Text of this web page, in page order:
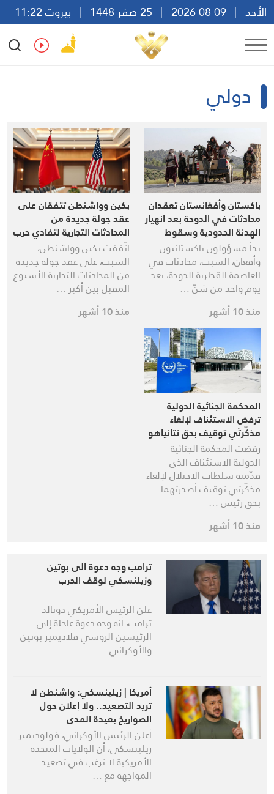
الأحد
بيروت 11:22
Ar
En Fr Es
دولي
باكستان وأفغانستان تعقدان
محادثات في الدوحة بعد انهيار
الهدنة الحدودية وسقوط
قتلى
بدأ مسؤولون باكستانيون
وأفغان، السبت، محادثات في
العاصمة القطرية الدوحة، بعد
يوم واحد من شنّ …
منذ 10 أشهر
بكين وواشنطن تتفقان على
عقد جولة جديدة من
المحادثات التجارية لتفادي حرب
رسوم جديدة
اتّفقت بكين وواشنطن،
السبت، على عقد جولة جديدة
من المحادثات التجارية الأسبوع
المقبل بين أكبر …
منذ 10 أشهر
المحكمة الجنائية الدولية
ترفض الاستئناف لإلغاء
مذكّرتَي توقيف بحق نتانياهو
وغالانت
رفضت المحكمة الجنائية
الدولية الاستئناف الذي
قدّمته سلطات الاحتلال لإلغاء
مذكّرتَي توقيف أصدرتهما
بحق رئيس …
منذ 10 أشهر
ترامب وجه دعوة الى بوتين
وزيلنسكي لوقف الحرب
علن الرئيس الأمريكي دونالد
ترامب، أنه وجه دعوة عاجلة إلى
الرئيسين الروسي فلاديمير بوتين
والأوكراني …
أمريكا | زيلينسكي: واشنطن لا
تريد التصعيد.. ولا إعلان حول
الصواريخ بعيدة المدى
أعلن الرئيس الأوكراني، فولوديمير
زيلينسكي، أن الولايات المتحدة
الأمريكية لا ترغب في تصعيد
المواجهة مع …